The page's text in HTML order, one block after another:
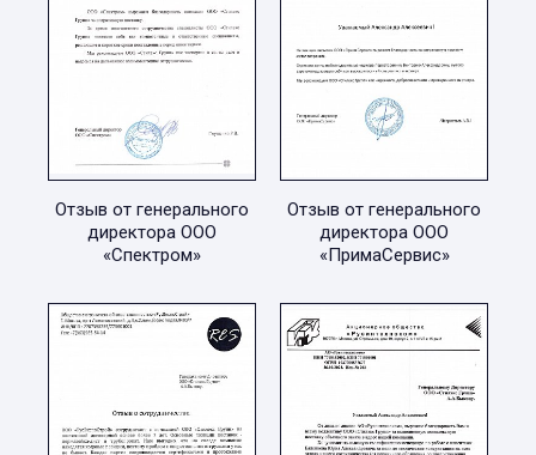
Отзыв от генерального
директора ООО
«Спектром»
Отзыв от генерального
директора ООО
«ПримаСервис»